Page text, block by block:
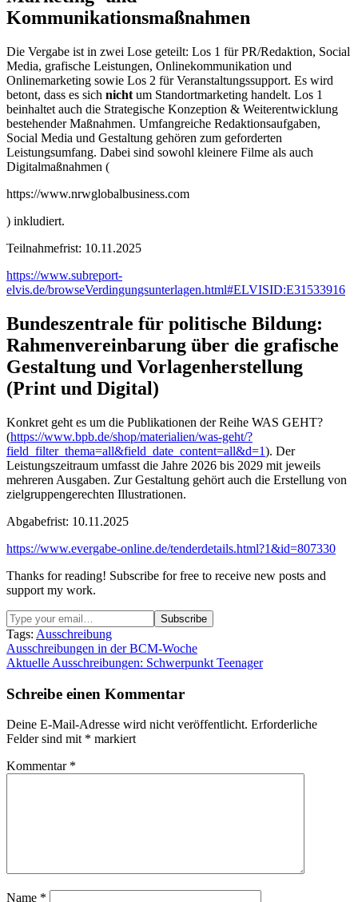
Kommunikationsmaßnahmen
Die Vergabe ist in zwei Lose geteilt: Los 1 für PR/Redaktion, Social
Media, grafische Leistungen, Onlinekommunikation und
Onlinemarketing sowie Los 2 für Veranstaltungssupport. Es wird
betont, dass es sich nicht um Standortmarketing handelt. Los 1
beinhaltet auch die Strategische Konzeption & Weiterentwicklung
bestehender Maßnahmen. Umfangreiche Redaktionsaufgaben,
Social Media und Gestaltung gehören zum geforderten
Leistungsumfang. Dabei sind sowohl kleinere Filme als auch
Digitalmaßnahmen (
https://www.nrwglobalbusiness.com
) inkludiert.
Teilnahmefrist: 10.11.2025
https://www.subreport-
elvis.de/browseVerdingungsunterlagen.html#ELVISID:E31533916
Bundeszentrale für politische Bildung:
Rahmenvereinbarung über die grafische
Gestaltung und Vorlagenherstellung
(Print und Digital)
Konkret geht es um die Publikationen der Reihe WAS GEHT?
(https://www.bpb.de/shop/materialien/was-geht/?
field_filter_thema=all&field_date_content=all&d=1). Der
Leistungszeitraum umfasst die Jahre 2026 bis 2029 mit jeweils
mehreren Ausgaben. Zur Gestaltung gehört auch die Erstellung von
zielgruppengerechten Illustrationen.
Abgabefrist: 10.11.2025
https://www.evergabe-online.de/tenderdetails.html?1&id=807330
Thanks for reading! Subscribe for free to receive new posts and
support my work.
Tags: Ausschreibung
Beitragsnavigation
Ausschreibungen in der BCM-Woche
Aktuelle Ausschreibungen: Schwerpunkt Teenager
Schreibe einen Kommentar
Deine E-Mail-Adresse wird nicht veröffentlicht. Erforderliche
Felder sind mit * markiert
Kommentar *
Name *